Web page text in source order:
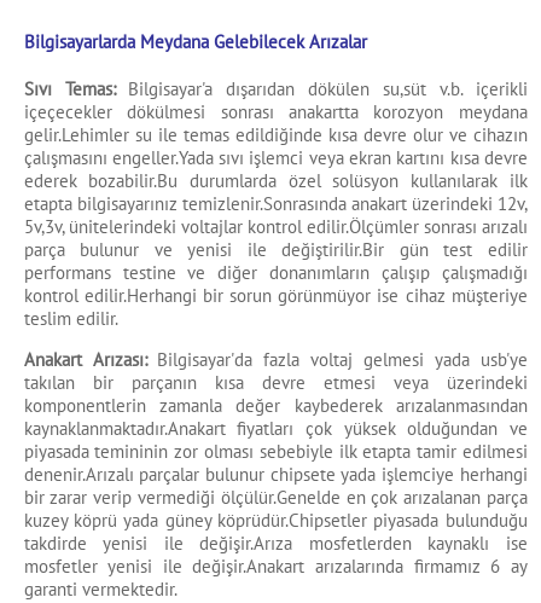
Bilgisayarlarda Meydana Gelebilecek Arızalar
Sıvı Temas:Bilgisayar'a dışarıdan dökülen su,süt v.b. içerikli
içeçecekler dökülmesi sonrası anakartta korozyon meydana
gelir.Lehimler su ile temas edildiğinde kısa devre olur ve cihazın
çalışmasını engeller.Yada sıvı işlemci veya ekran kartını kısa devre
ederek bozabilir.Bu durumlarda özel solüsyon kullanılarak ilk
etapta bilgisayarınız temizlenir.Sonrasında anakart üzerindeki 12v,
5v,3v, ünitelerindeki voltajlar kontrol edilir.Ölçümler sonrası arızalı
parça bulunur ve yenisi ile değiştirilir.Bir gün test edilir
performans testine ve diğer donanımların çalışıp çalışmadığı
kontrol edilir.Herhangi bir sorun görünmüyor ise cihaz müşteriye
teslim edilir.
Anakart Arızası:Bilgisayar'da fazla voltaj gelmesi yada usb'ye
takılan bir parçanın kısa devre etmesi veya üzerindeki
komponentlerin zamanla değer kaybederek arızalanmasından
kaynaklanmaktadır.Anakart fiyatları çok yüksek olduğundan ve
piyasada temininin zor olması sebebiyle ilk etapta tamir edilmesi
denenir.Arızalı parçalar bulunur chipsete yada işlemciye herhangi
bir zarar verip vermediği ölçülür.Genelde en çok arızalanan parça
kuzey köprü yada güney köprüdür.Chipsetler piyasada bulunduğu
takdirde yenisi ile değişir.Arıza mosfetlerden kaynaklı ise
mosfetler yenisi ile değişir.Anakart arızalarında firmamız 6 ay
garanti vermektedir.